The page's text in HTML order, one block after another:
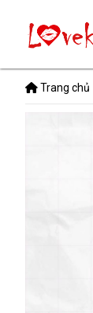
Trang chủ